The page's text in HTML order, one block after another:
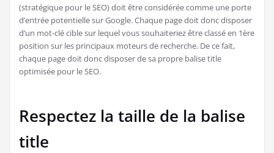
(stratégique pour le SEO) doit être considérée comme une porte
d’entrée potentielle sur Google. Chaque page doit donc disposer
d’un mot-clé cible sur lequel vous souhaiteriez être classé en 1ère
position sur les principaux moteurs de recherche. De ce fait,
chaque page doit donc disposer de sa propre balise title
optimisée pour le SEO.
Respectez la taille de la balise
title